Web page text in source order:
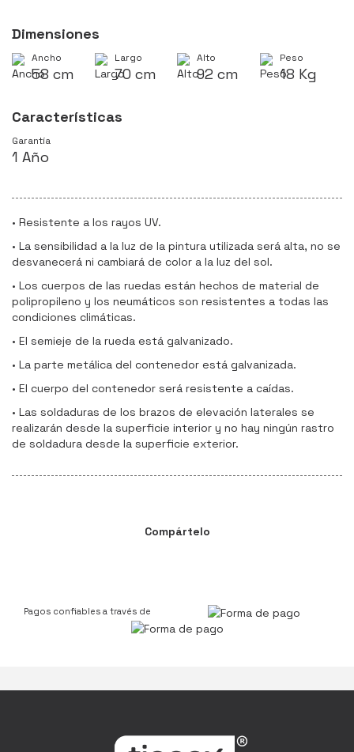
Dimensiones
Ancho
58 cm
Largo
70 cm
Alto
92 cm
Peso
18 Kg
Características
Garantía
1 Año
• Resistente a los rayos UV.
• La sensibilidad a la luz de la pintura utilizada será alta, no se
desvanecerá ni cambiará de color a la luz del sol.
• Los cuerpos de las ruedas están hechos de material de
polipropileno y los neumáticos son resistentes a todas las
condiciones climáticas.
• El semieje de la rueda está galvanizado.
• La parte metálica del contenedor está galvanizada.
• El cuerpo del contenedor será resistente a caídas.
• Las soldaduras de los brazos de elevación laterales se
realizarán desde la superficie interior y no hay ningún rastro
de soldadura desde la superficie exterior.
Compártelo
Pagos confiables a través de